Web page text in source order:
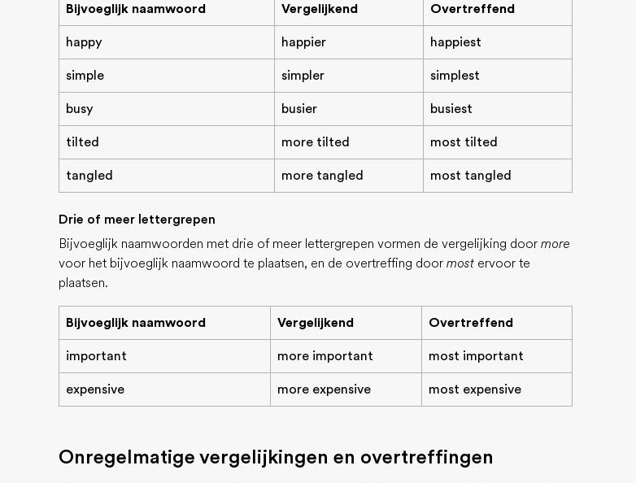
Bijvoeglijk naamwoord Vergelijkend Overtreffend
happy happier happiest
simple simpler simplest
busy busier busiest
tilted more tilted most tilted
tangled more tangled most tangled
Drie of meer lettergrepen
Bijvoeglijk naamwoorden met drie of meer lettergrepen vormen de vergelijking door more
voor het bijvoeglijk naamwoord te plaatsen, en de overtreffing door most ervoor te
plaatsen.
Bijvoeglijk naamwoord Vergelijkend Overtreffend
important more important most important
expensive more expensive most expensive
Onregelmatige vergelijkingen en overtreffingen